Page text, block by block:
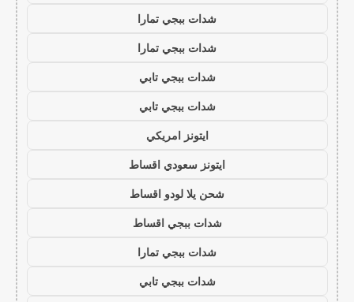
شدات ببجي تمارا
شدات ببجي تمارا
شدات ببجي تابي
شدات ببجي تابي
ايتونز امريكي
ايتونز سعودي اقساط
شحن يلا لودو اقساط
شدات ببجي اقساط
شدات ببجي تمارا
شدات ببجي تابي